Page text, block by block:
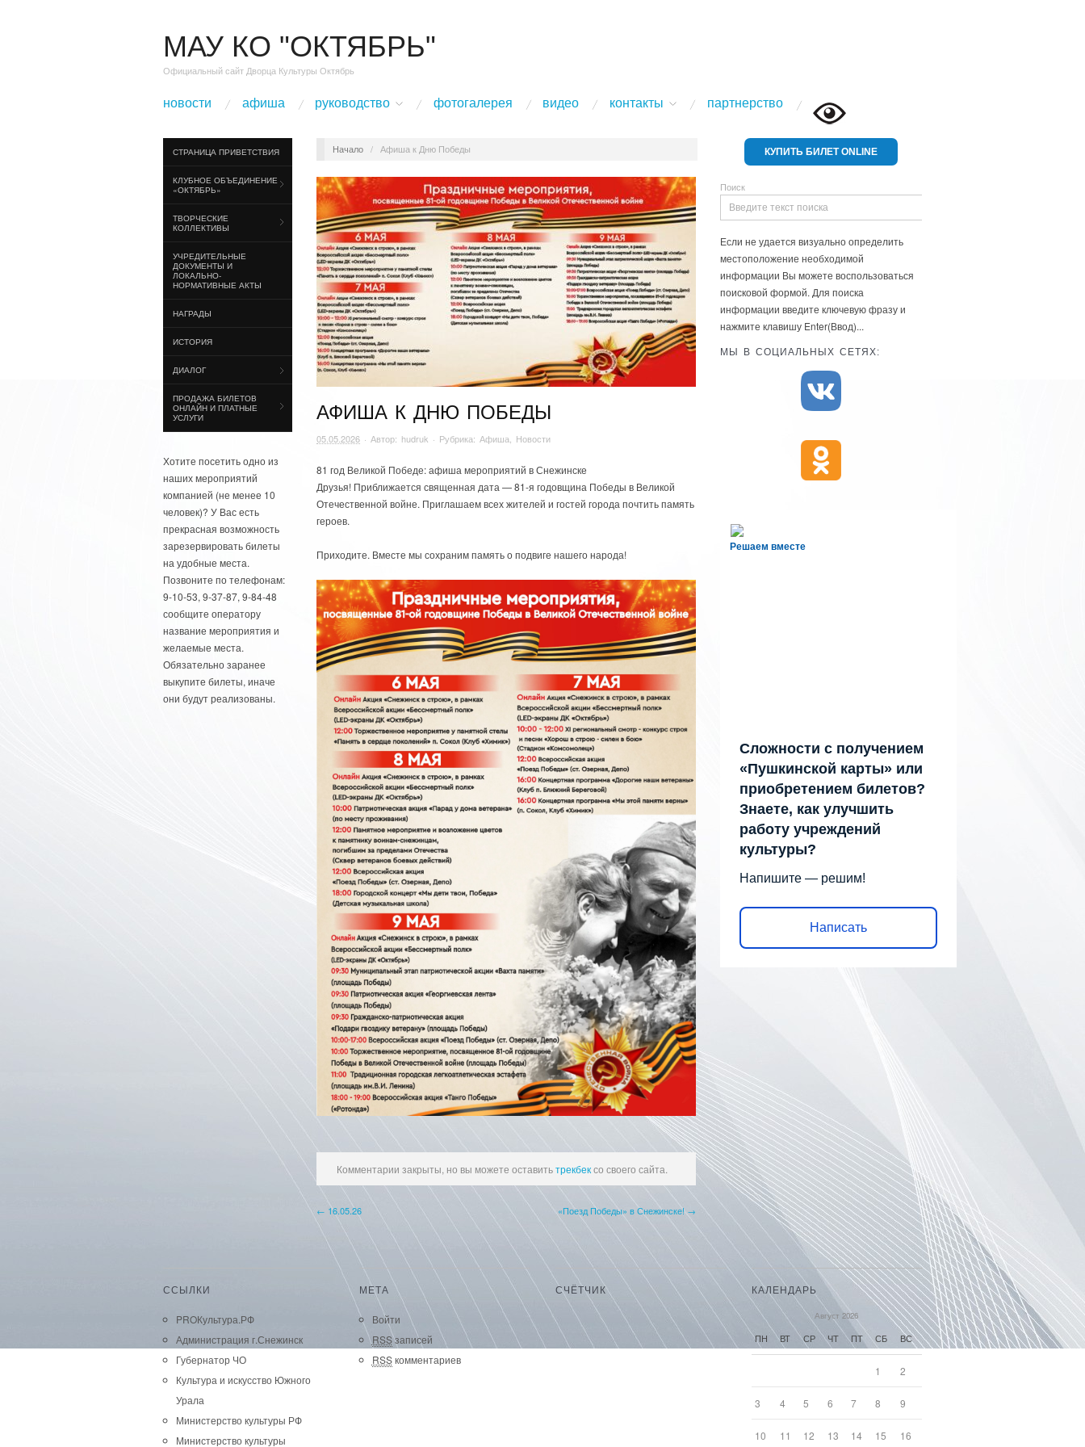
МАУ КО "ОКТЯБРЬ"
Официальный сайт Дворца Культуры Октябрь
новости афиша руководство фотогалерея видео контакты партнерство
СТРАНИЦА ПРИВЕТСТВИЯ
КЛУБНОЕ ОБЪЕДИНЕНИЕ
«ОКТЯБРЬ»
ТВОРЧЕСКИЕ
КОЛЛЕКТИВЫ
УЧРЕДИТЕЛЬНЫЕ
ДОКУМЕНТЫ И
ЛОКАЛЬНО-
НОРМАТИВНЫЕ АКТЫ
НАГРАДЫ
ИСТОРИЯ
ДИАЛОГ
ПРОДАЖА БИЛЕТОВ
ОНЛАЙН И ПЛАТНЫЕ
УСЛУГИ
Хотите посетить одно из
наших мероприятий
компанией (не менее 10
человек)? У Вас есть
прекрасная возможность
зарезервировать билеты
на удобные места.
Позвоните по телефонам:
9-10-53, 9-37-87, 9-84-48
сообщите оператору
название мероприятия и
желаемые места.
Обязательно заранее
выкупите билеты, иначе
они будут реализованы.
Начало / Афиша к Дню Победы
АФИША К ДНЮ ПОБЕДЫ
05.05.2026 · Автор: hudruk · Рубрика: Афиша Новости
81 год Великой Победе: афиша мероприятий в Снежинске
Друзья! Приближается священная дата — 81-я годовщина Победы в Великой
Отечественной войне. Приглашаем всех жителей и гостей города почтить память
героев.
Приходите. Вместе мы сохраним память о подвиге нашего народа!
Комментарии закрыты, но вы можете оставитьтрекбексо своего сайта.
← 16.05.26 «Поезд Победы» в Снежинске! →
КУПИТЬ БИЛЕТ ONLINE
Поиск
Если не удается визуально определить
местоположение необходимой
информации Вы можете воспользоваться
поисковой формой. Для поиска
информации введите ключевую фразу и
нажмите клавишу Enter(Ввод)...
МЫ В СОЦИАЛЬНЫХ СЕТЯХ:
Решаем вместе
Сложности с получением
«Пушкинской карты» или
приобретением билетов?
Знаете, как улучшить
работу учреждений
культуры?
Напишите — решим!
Написать
ССЫЛКИ
PROКультура.РФ
Администрация г.Снежинск
Губернатор ЧО
Культура и искусство Южного
Урала
Министерство культуры РФ
Министерство культуры
МЕТА
Войти
RSSзаписей
RSSкомментариев
СЧЁТЧИК КАЛЕНДАРЬ
Август 2026
ПН ВТ СР ЧТ ПТ СБ ВС
1 2
3 4 5 6 7 8 9
10 11 12 13 14 15 16